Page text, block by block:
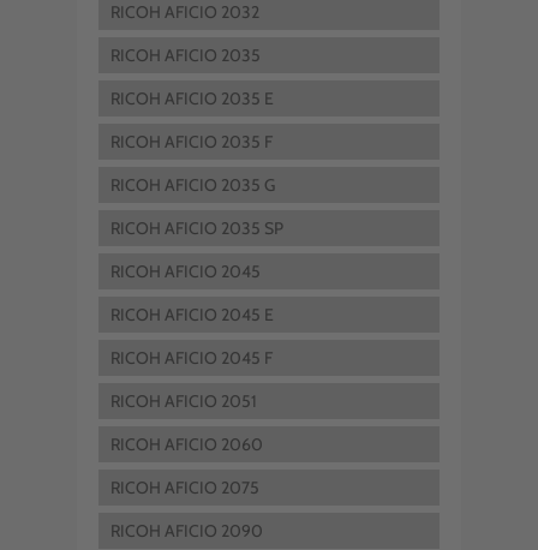
RICOH AFICIO 2032
RICOH AFICIO 2035
RICOH AFICIO 2035 E
RICOH AFICIO 2035 F
RICOH AFICIO 2035 G
RICOH AFICIO 2035 SP
RICOH AFICIO 2045
RICOH AFICIO 2045 E
RICOH AFICIO 2045 F
RICOH AFICIO 2051
RICOH AFICIO 2060
RICOH AFICIO 2075
RICOH AFICIO 2090